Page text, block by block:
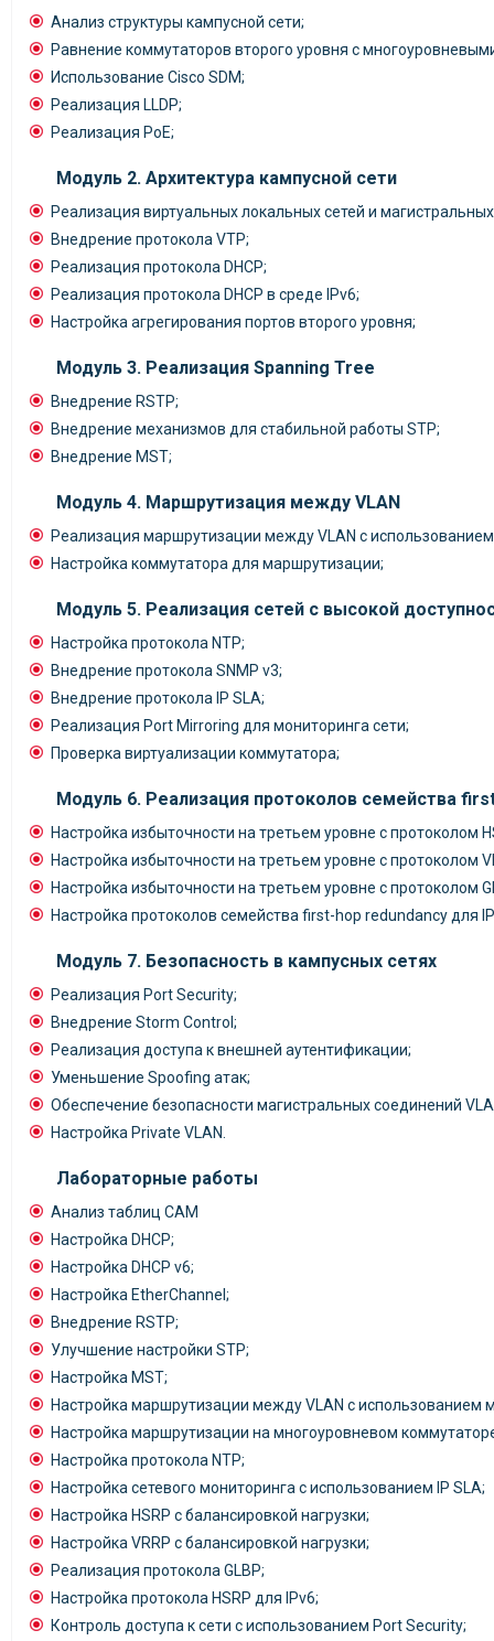
Анализ структуры кампусной сети;
Равнение коммутаторов второго уровня с
Использование Cisco SDM;
Реализация LLDP;
Реализация PoE;
Модуль 2. Архитектура кампусной сети
Реализация виртуальных локальных сетей и
Внедрение протокола VTP;
Реализация протокола DHCP;
Реализация протокола DHCP в среде IPv6;
Настройка агрегирования портов второго уровня;
Модуль 3. Реализация Spanning Tree
Внедрение RSTP;
Внедрение механизмов для стабильной работы STP;
Внедрение MST;
Модуль 4. Маршрутизация между VLAN
Реализация маршрутизации между VLAN с
Настройка коммутатора для маршрутизации;
Модуль 5. Реализация сетей с высокой
Настройка протокола NTP;
Внедрение протокола SNMP v3;
Внедрение протокола IP SLA;
Реализация Port Mirroring для мониторинга сети;
Проверка виртуализации коммутатора;
Модуль 6. Реализация протоколов семейства
Настройка избыточности на третьем уровне с протоколом
Настройка избыточности на третьем уровне с протоколом
Настройка избыточности на третьем уровне с протоколом
Настройка протоколов семейства first-hop redundancy для
Модуль 7. Безопасность в кампусных сетях
Реализация Port Security;
Внедрение Storm Control;
Реализация доступа к внешней аутентификации;
Уменьшение Spoofing атак;
Обеспечение безопасности магистральных соединений
Настройка Private VLAN.
Лабораторные работы
Анализ таблиц CAM
Настройка DHCP;
Настройка DHCP v6;
Настройка EtherChannel;
Внедрение RSTP;
Улучшение настройки STP;
Настройка MST;
Настройка маршрутизации между VLAN с использованием
Настройка маршрутизации на многоуровневом
Настройка протокола NTP;
Настройка сетевого мониторинга с использованием IP SLA;
Настройка HSRP с балансировкой нагрузки;
Настройка VRRP с балансировкой нагрузки;
Реализация протокола GLBP;
Настройка протокола HSRP для IPv6;
Контроль доступа к сети с использованием Port Security;